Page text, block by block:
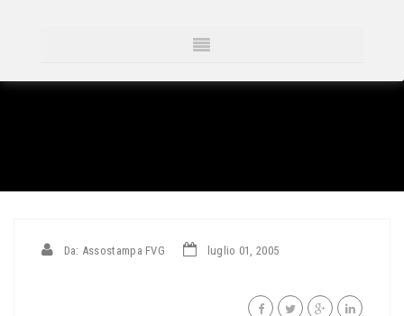
Da: Assostampa FVG luglio 01, 2005